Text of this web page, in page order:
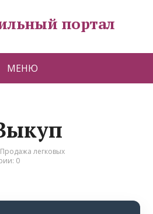
портал
МЕНЮ
Продажа легковых
0